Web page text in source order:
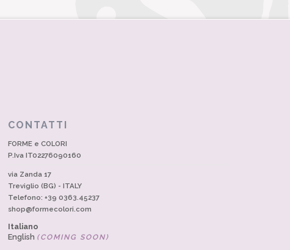
CONTATTI
FORME e COLORI
P.Iva IT02276090160
via Zanda 17
Treviglio (BG) - ITALY
Telefono: +39 0363.45237
shop@formecolori.com
Italiano
English (COMING SOON)